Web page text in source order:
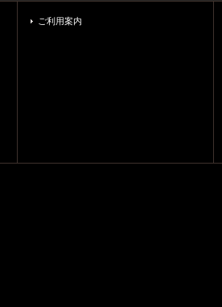
ご利用案内